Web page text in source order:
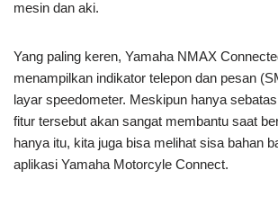
mesin dan aki.
Yang paling keren, Yamaha NMAX
menampilkan indikator telepon dan pesan
layar speedometer. Meskipun hanya
fitur tersebut akan sangat membantu saat
hanya itu, kita juga bisa melihat sisa bahan
aplikasi Yamaha Motorcyle Connect.